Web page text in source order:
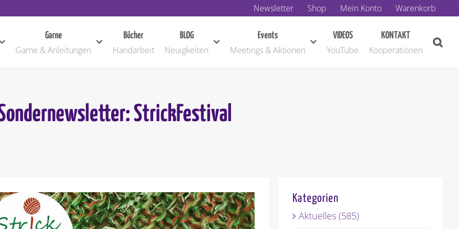
Newsletter Shop Mein Konto Warenkorb
Garne
Garne & Anleitungen
Bücher
Handarbeit
BLOG
Neuigkeiten
Events
Meetings & Aktionen
VIDEOS
YouTube
KONTAKT
Kooperationen
StrickFestival
Kategorien
Aktuelles (585)